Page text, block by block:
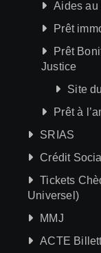
Aides au
Prêt
Prêt
Justice
Site
Prêt à
SRIAS
Crédit
Tickets
Universel)
MMJ
ACTE